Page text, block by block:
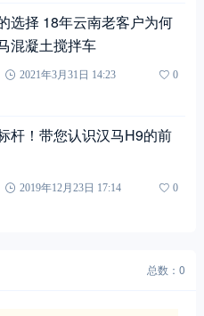
选择 18年云南老客户为何
混凝土搅拌车
2021年3月31日 14:23
0
杆！带您认识汉马H9的前
2019年12月23日 17:14
0
总数：0